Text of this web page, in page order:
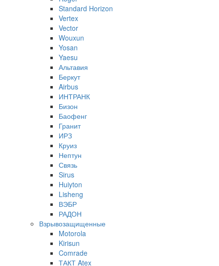
Standard Horizon
Vertex
Vector
Wouxun
Yosan
Yaesu
Альтавия
Беркут
Airbus
ИНТРАНК
Бизон
Баофенг
Гранит
ИРЗ
Круиз
Нептун
Связь
Sirus
Huiyton
Lisheng
ВЭБР
РАДОН
Взрывозащищенные
Motorola
Kirisun
Comrade
ТАКТ Atex